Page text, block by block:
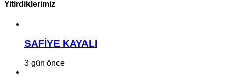
Yitirdiklerimiz
SAFİYE KAYALI
3 gün önce